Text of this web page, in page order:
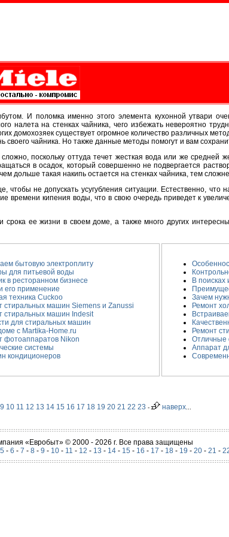
. И поломка именно этого элемента кухонной утвари
налета на стенках чайника, чего избежать невероятно
домохозяек существует огромное количество различных
своего чайника. Но также данные методы помогут и вам
поскольку оттуда течет жесткая вода или же средней
в осадок, который совершенно не подвергается
дольше такая накипь остается на стенках чайника, тем
чтобы не допускать усугубления ситуации. Естественно,
кипения воды, что в свою очередь приведет к
ее жизни в своем доме, а также много других
бытовую электроплиту
для питьевой воды
в ресторанном бизнесе
его применение
техника Cuckoo
стиральных машин Siemens и Zanussi
стиральных машин Indesit
для стиральных машин
с Martika-Home.ru
фотоаппаратов Nikon
системы
кондиционеров
В поисках
Зачем
Ремонт
Ремонт
Отличные
Аппарат
9 10 11 12 13 14 15 16 17 18 19 20 21 22 23 - наверх...
«Евробыт» © 2000 - 2026 г. Все права защищены
5 - 6 - 7 - 8- 9 - 10- 11 - 12 - 13 - 14- 15 - 16 - 17 - 18- 19 - 20- 21 -